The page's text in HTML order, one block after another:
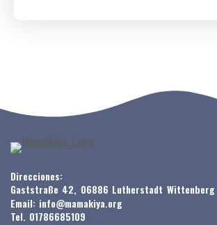
Direcciones:
Gaststraße 42, 06886 Lutherstadt Wittenberg
Email: info@mamakiya.org
Tel. 01786685109